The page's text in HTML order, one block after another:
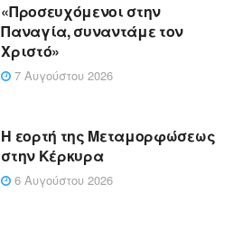
«Προσευχόμενοι στην
Παναγία, συναντάμε τον
Χριστό»
7 Αυγούστου 2026
Η εορτή της Μεταμορφώσεως
στην Κέρκυρα
6 Αυγούστου 2026